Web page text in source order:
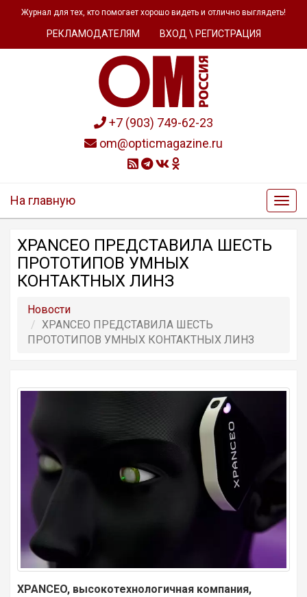
Журнал для тех, кто помогает хорошо видеть и отлично выглядеть!
РЕКЛАМОДАТЕЛЯМ ВХОД \ РЕГИСТРАЦИЯ
+7 (903) 749-62-23
om@opticmagazine.ru
На главную
XPANCEO ПРЕДСТАВИЛА ШЕСТЬ
ПРОТОТИПОВ УМНЫХ
КОНТАКТНЫХ ЛИНЗ
Новости
XPANCEO ПРЕДСТАВИЛА ШЕСТЬ
ПРОТОТИПОВ УМНЫХ КОНТАКТНЫХ ЛИНЗ
XPANCEO, высокотехнологичная компания,